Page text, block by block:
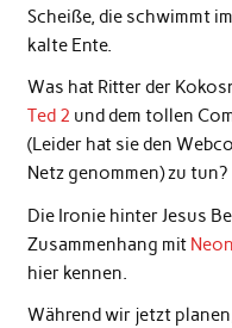
Scheiße, die schwimmt
kalte Ente.
Was hat Ritter der
Ted 2 und dem tollen
(Leider hat sie den
Netz genommen) zu tun?
Die Ironie hinter Jesus
Zusammenhang mit
hier kennen.
Während wir jetzt